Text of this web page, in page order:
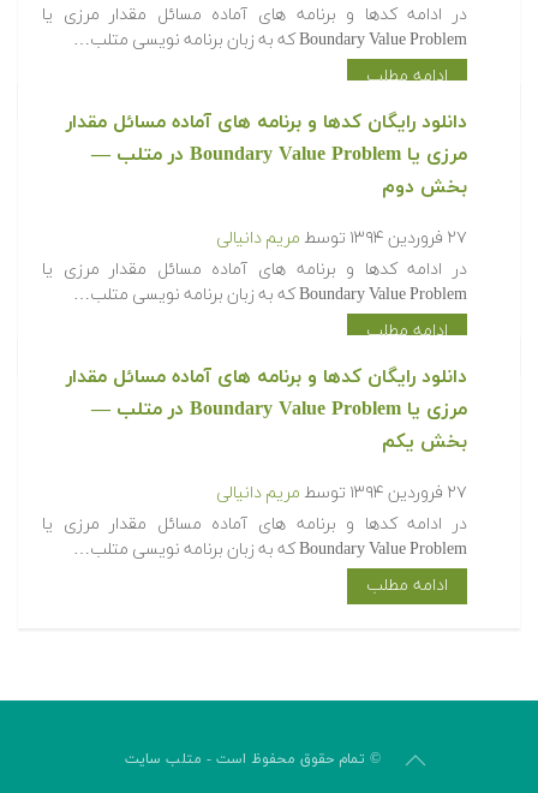
‫در ادامه کدها و برنامه های آماده مسائل مقدار مرزی یا
Boundary Value Problem که به زبان برنامه نویسی متلب…
ادامه مطلب
دانلود رایگان کدها و برنامه های آماده مسائل مقدار
مرزی یا Boundary Value Problem در متلب‬‬ —
بخش دوم
۲۷ فروردین ۱۳۹۴ توسط مریم دانیالی
‫در ادامه کدها و برنامه های آماده مسائل مقدار مرزی یا
Boundary Value Problem که به زبان برنامه نویسی متلب…
ادامه مطلب
دانلود رایگان کدها و برنامه های آماده مسائل مقدار
مرزی یا Boundary Value Problem در متلب‬‬ —
بخش یکم
۲۷ فروردین ۱۳۹۴ توسط مریم دانیالی
‫در ادامه کدها و برنامه های آماده مسائل مقدار مرزی یا
Boundary Value Problem که به زبان برنامه نویسی متلب…
ادامه مطلب
© تمام حقوق محفوظ است - متلب سایت